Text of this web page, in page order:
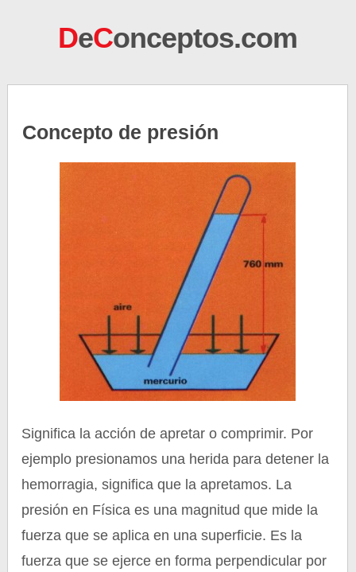
DeConceptos.com
Concepto de presión
Significa la acción de apretar o comprimir. Por
ejemplo presionamos una herida para detener la
hemorragia, significa que la apretamos. La
presión en Física es una magnitud que mide la
fuerza que se aplica en una superficie. Es la
fuerza que se ejerce en forma perpendicular por